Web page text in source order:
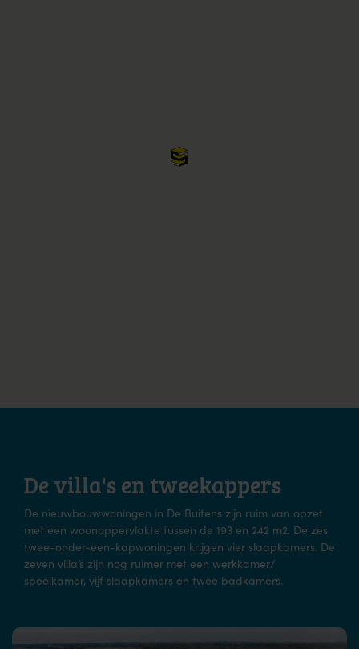
De villa's en tweekappers
De nieuwbouwwoningen in De Buitens zijn ruim van opzet
met een woonoppervlakte tussen de 193 en 242 m2. De zes
twee-onder-een-kapwoningen krijgen vier slaapkamers. De
zeven villa’s zijn nog ruimer met een werkkamer/
speelkamer, vijf slaapkamers en twee badkamers.